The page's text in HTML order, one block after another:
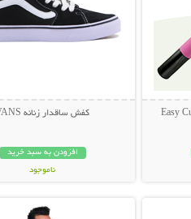
کفش ساقدار زنانه VANS
افزودن به سبد خرید
ناموجود